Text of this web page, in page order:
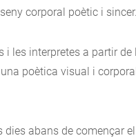
corporal poètic i sincer.
i les interpretes a partir de
poètica visual i
abans de començar el